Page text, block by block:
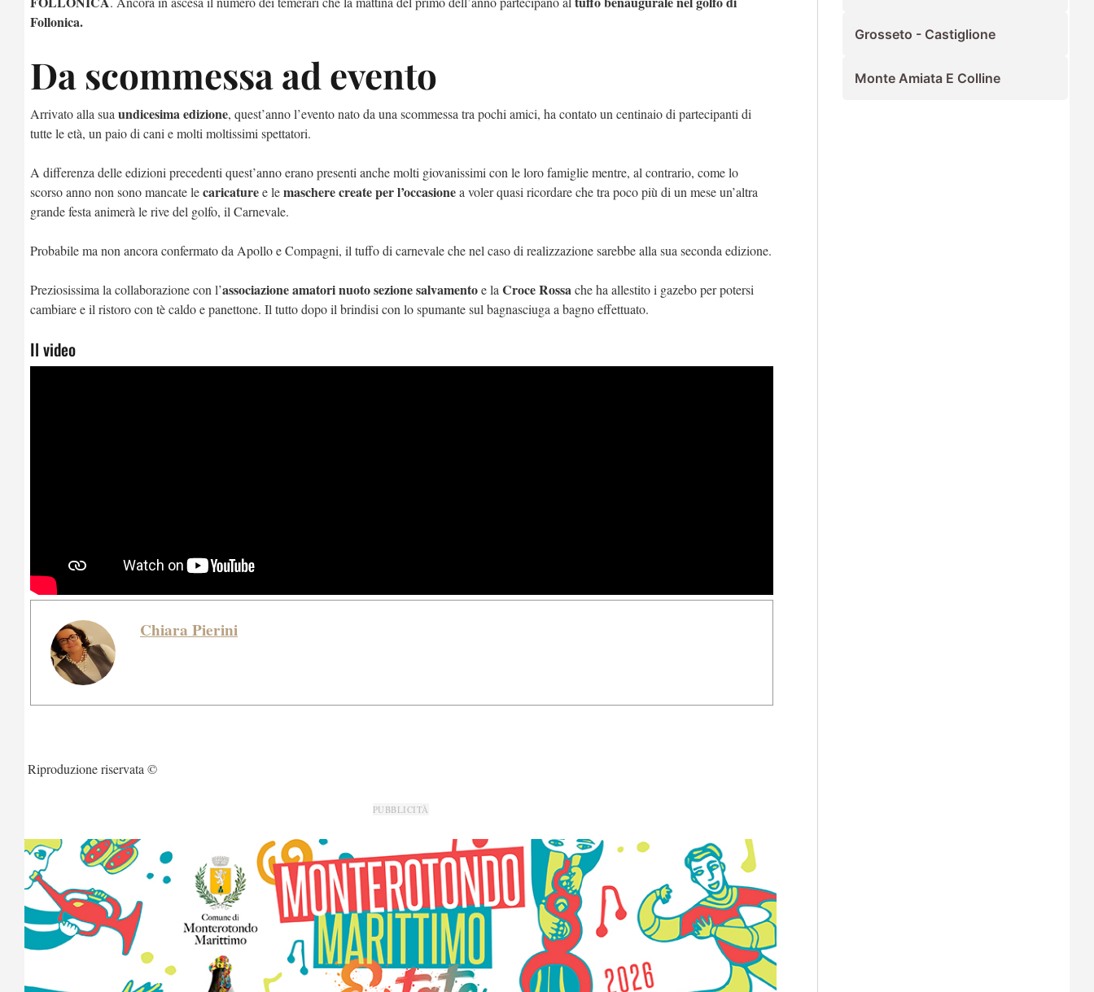
Follonica.
Da scommessa ad evento
Arrivato alla sua undicesima edizione, quest’anno l’evento nato da una scommessa tra pochi amici, ha contato un centinaio di partecipanti di
tutte le età, un paio di cani e molti moltissimi spettatori.
A differenza delle edizioni precedenti quest’anno erano presenti anche molti giovanissimi con le loro famiglie mentre, al contrario, come lo
scorso anno non sono mancate lecaricaturee lemaschere create per l’occasionea voler quasi ricordare che tra poco più di un mese un’altra
grande festa animerà le rive del golfo, il Carnevale.
Probabile ma non ancora confermato da Apollo e Compagni, il tuffo di carnevale che nel caso di realizzazione sarebbe alla sua seconda edizione.
Preziosissima la collaborazione con l’associazione amatori nuoto sezione salvamentoe la Croce Rossache ha allestito i gazebo per potersi
cambiare e il ristoro con tè caldo e panettone. Il tutto dopo il brindisi con lo spumante sul bagnasciuga a bagno effettuato.
Il video
Chiara Pierini
Riproduzione riservata ©
PUBBLICITÀ
Grosseto - Castiglione
Monte Amiata E Colline